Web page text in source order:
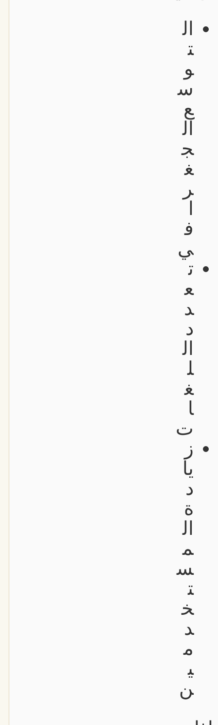
ال
ت
و
س
ع
ال
ج
غ
ر
ا
ف
ي
ت
ع
د
د
ال
ل
غ
ا
ت
ز
يا
د
ة
ال
م
س
ت
خ
د
م
ي
ن